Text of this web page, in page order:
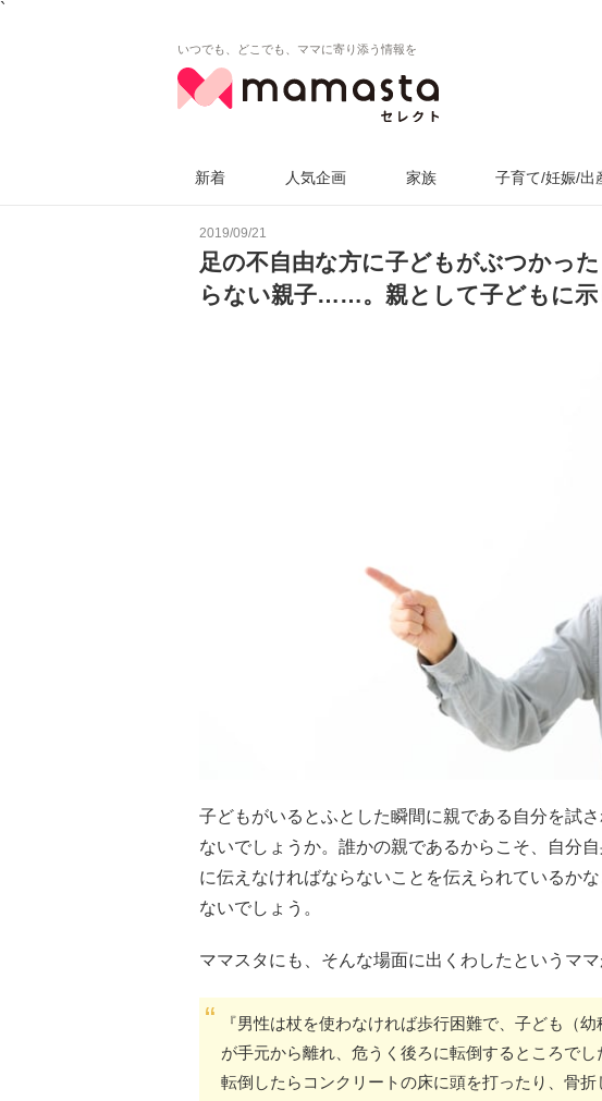
`
いつでも、どこでも、ママに寄り添う情報を
新着 人気企画 家族 子育て/妊娠/出
2019/09/21
足の不自由な方に子どもがぶつかっ
らない親子……。親として子どもに示
子どもがいるとふとした瞬間に親である自分を試
ないでしょうか。誰かの親であるからこそ、自分
に伝えなければならないことを伝えられているか
ないでしょう。
ママスタにも、そんな場面に出くわしたというママ
『男性は杖を使わなければ歩行困難で、子ども（
が手元から離れ、危うく後ろに転倒するところでし
転倒したらコンクリートの床に頭を打ったり、骨